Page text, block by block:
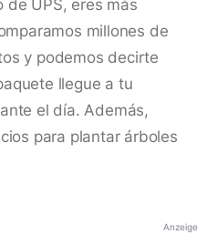
de UPS, eres más
millones de
y podemos decirte
llegue a tu
el día. Además,
para plantar árboles
Anzeige